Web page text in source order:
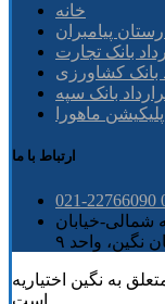
خانه
پیامبران
بانک تجارت
بانک کشاورزی
بانک سپه
اپلیکیشن ماهورا
ارتباط با ما
شمالی-خیابان
نگین، واحد ۹
به نگین اختیاریه